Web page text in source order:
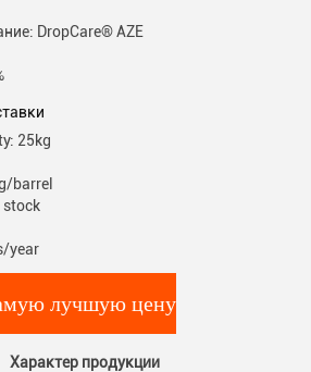
DropCare® AZE
25kg
barrel
stock
year
лучшую цену
Характер продукции